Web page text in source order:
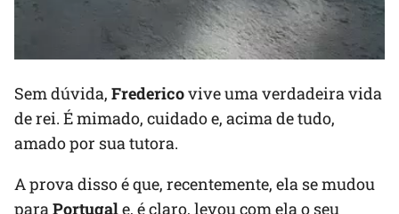
Sem dúvida, Fredericovive uma verdadeira vida
de rei. É mimado, cuidado e, acima de tudo,
amado por sua tutora.
A prova disso é que, recentemente, ela se mudou
para Portugale, é claro, levou com ela o seu